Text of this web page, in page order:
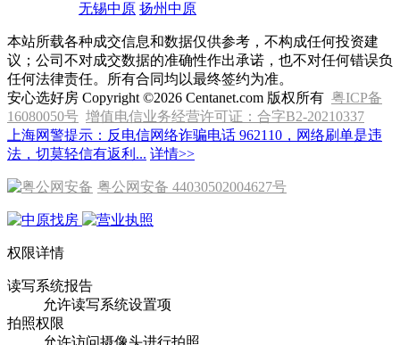
无锡中原 扬州中原
本站所载各种成交信息和数据仅供参考，不构成任何投资建
议；公司不对成交数据的准确性作出承诺，也不对任何错误负
任何法律责任。所有合同均以最终签约为准。
安心选好房 Copyright ©2026 Centanet.com 版权所有 粤ICP备
16080050号 增值电信业务经营许可证：合字B2-20210337
上海网警提示：反电信网络诈骗电话 962110，网络刷单是违
法，切莫轻信有返利... 详情>>
粤公网安备 44030502004627号
权限详情
读写系统报告
允许读写系统设置项
拍照权限
允许访问摄像头进行拍照